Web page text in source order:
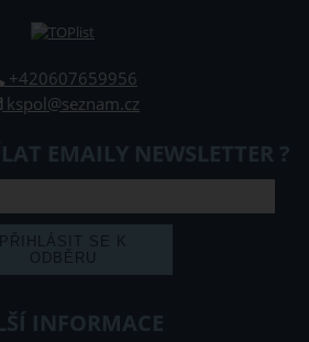
+420607659956
kspol@seznam.cz
EMAILY NEWSLETTER ?
INFORMACE